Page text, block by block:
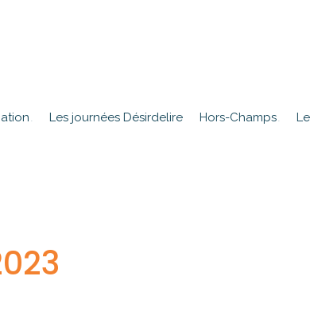
Les journées Désirdelire Hors-Champs